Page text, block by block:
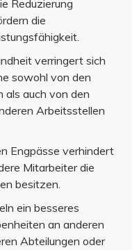
Reduzierung
die
verringert sich
sowohl von den
als auch von den
Arbeitsstellen
Engpässe verhindert
Mitarbeiter die
besitzen.
ein besseres
an anderen
Abteilungen oder